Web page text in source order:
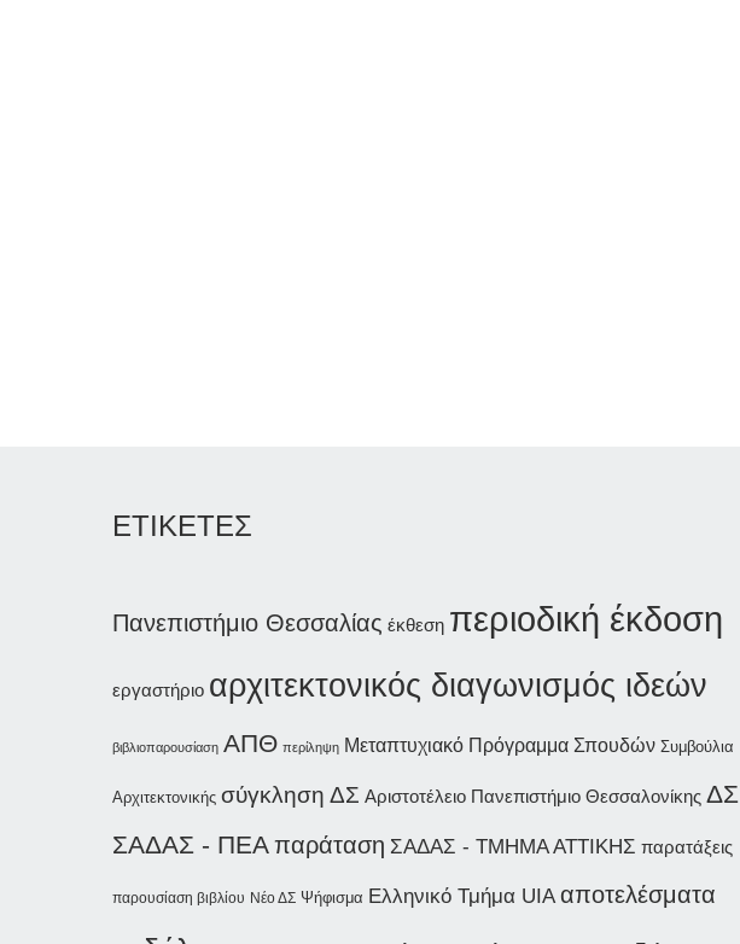
ΕΤΙΚΕΤΕΣ
Πανεπιστήμιο Θεσσαλίας έκθεση περιοδική έκδοση
εργαστήριο αρχιτεκτονικός διαγωνισμός ιδεών
βιβλιοπαρουσίαση ΑΠΘ περίληψη Μεταπτυχιακό Πρόγραμμα Σπουδών Συμβούλια
Αρχιτεκτονικής σύγκληση ΔΣ Αριστοτέλειο Πανεπιστήμιο Θεσσαλονίκης ΔΣ
ΣΑΔΑΣ - ΠΕΑπαράταση ΣΑΔΑΣ - ΤΜΗΜΑ ΑΤΤΙΚΗΣ παρατάξεις
παρουσίαση βιβλίου Νέο ΔΣ Ψήφισμα Ελληνικό Τμήμα UIA αποτελέσματα